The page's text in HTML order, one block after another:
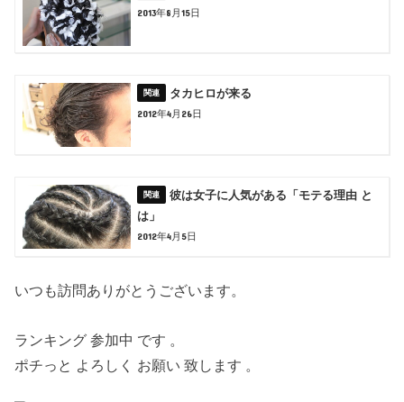
2013年8月15日
タカヒロが来る
2012年4月26日
彼は女子に人気がある「モテる理由 と
は」
2012年4月5日
いつも訪問ありがとうございます。
ランキング 参加中 です 。
ポチっと よろしく お願い 致します 。